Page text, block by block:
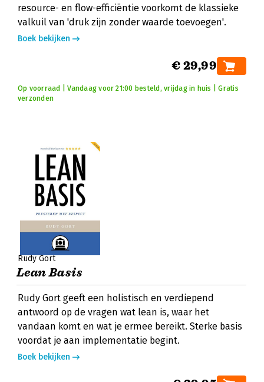
resource- en flow-efficiëntie voorkomt de klassieke
valkuil van 'druk zijn zonder waarde toevoegen'.
Boek bekijken
€ 29,99
Op voorraad | Vandaag voor 21:00 besteld, vrijdag in huis | Gratis
verzonden
Rudy Gort
Lean Basis
Rudy Gort geeft een holistisch en verdiepend
antwoord op de vragen wat lean is, waar het
vandaan komt en wat je ermee bereikt. Sterke basis
voordat je aan implementatie begint.
Boek bekijken